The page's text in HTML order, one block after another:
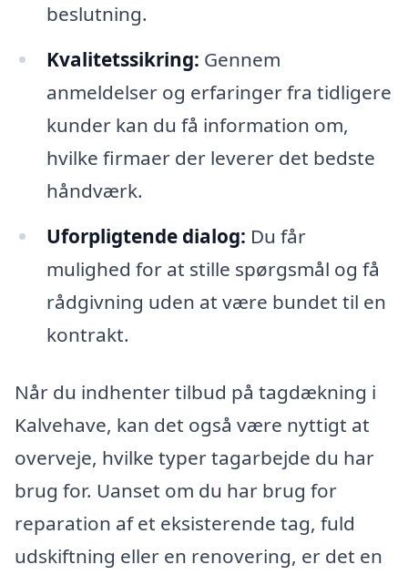
beslutning.
Kvalitetssikring: Gennem
anmeldelser og erfaringer fra tidligere
kunder kan du få information om,
hvilke firmaer der leverer det bedste
håndværk.
Uforpligtende dialog: Du får
mulighed for at stille spørgsmål og få
rådgivning uden at være bundet til en
kontrakt.
Når du indhenter tilbud på tagdækning i
Kalvehave, kan det også være nyttigt at
overveje, hvilke typer tagarbejde du har
brug for. Uanset om du har brug for
reparation af et eksisterende tag, fuld
udskiftning eller en renovering, er det en